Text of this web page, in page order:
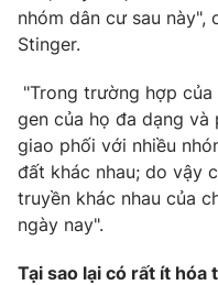
nhóm dân cư sau này",
Stinger.
"Trong trường hợp
gen của họ đa dạng và
giao phối với nhiều
đất khác nhau; do vậy
truyền khác nhau của
ngày nay".
Tại sao lại có rất ít hóa